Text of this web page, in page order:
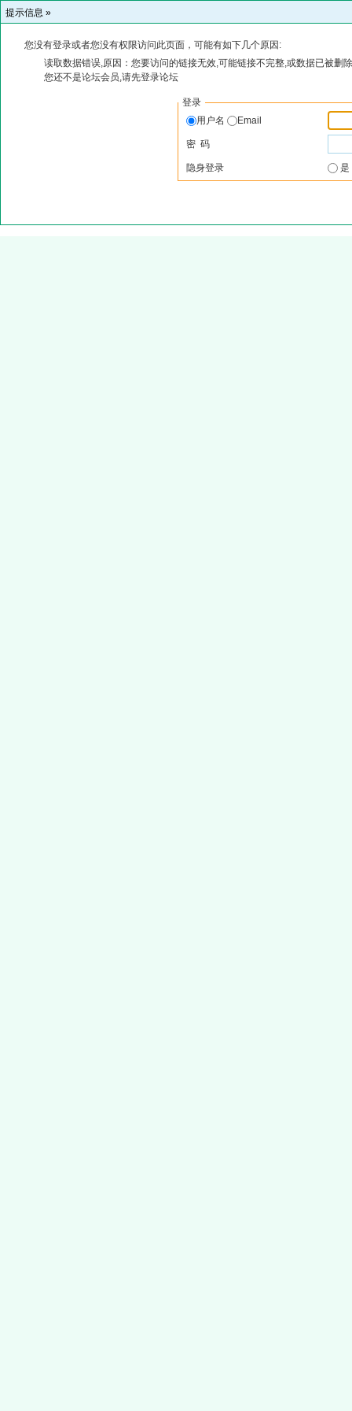
提示信息 »
您没有登录或者您没有权限访问此页面，可能有如下几个原因:
读取数据错误,原因：您要访问的链接无效,可能链接不完整,或数据已被删
您还不是论坛会员,请先登录论坛
登录
用户名
Email
密 码
隐身登录